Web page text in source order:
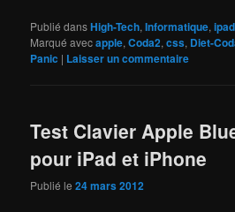
Publié dansHigh-Tech,Informatique,ipad
Marqué avecapple,Coda2,css, Diet-
Panic | Laisser un commentaire
Test Clavier Apple
pour iPad et iPhone
Publié le24 mars 2012